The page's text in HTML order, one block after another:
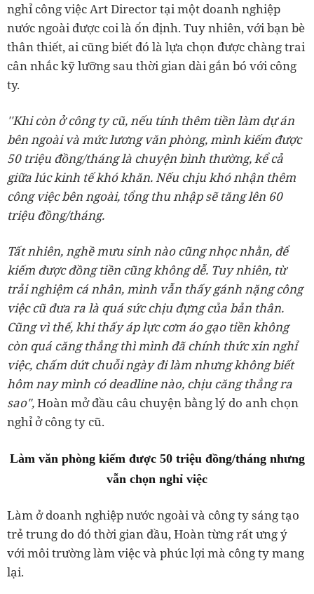
nghỉ công việc Art Director tại một doanh nghiệp
nước ngoài được coi là ổn định. Tuy nhiên, với bạn bè
thân thiết, ai cũng biết đó là lựa chọn được chàng trai
cân nhắc kỹ lưỡng sau thời gian dài gắn bó với công
ty.
''Khi còn ở công ty cũ, nếu tính thêm tiền làm dự án
bên ngoài và mức lương văn phòng, mình kiếm được
50 triệu đồng/tháng là chuyện bình thường, kể cả
giữa lúc kinh tế khó khăn. Nếu chịu khó nhận thêm
công việc bên ngoài, tổng thu nhập sẽ tăng lên 60
triệu đồng/tháng.
Tất nhiên, nghề mưu sinh nào cũng nhọc nhằn, để
kiếm được đồng tiền cũng không dễ. Tuy nhiên, từ
trải nghiệm cá nhân, mình vẫn thấy gánh nặng công
việc cũ đưa ra là quá sức chịu đựng của bản thân.
Cũng vì thế, khi thấy áp lực cơm áo gạo tiền không
còn quá căng thẳng thì mình đã chính thức xin nghỉ
việc, chấm dứt chuỗi ngày đi làm nhưng không biết
hôm nay mình có deadline nào, chịu căng thẳng ra
sao",Hoàn mở đầu câu chuyện bằng lý do anh chọn
nghỉ ở công ty cũ.
Làm văn phòng kiếm được 50 triệu đồng/tháng nhưng
vẫn chọn nghỉ việc
Làm ở doanh nghiệp nước ngoài và công ty sáng tạo
trẻ trung do đó thời gian đầu, Hoàn từng rất ưng ý
với môi trường làm việc và phúc lợi mà công ty mang
lại.